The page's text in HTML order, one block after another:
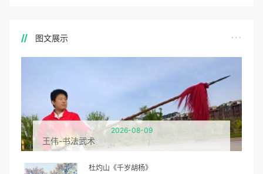
图文展示
2026-08-09
王伟-书法武术
杜灼山《千岁胡杨》